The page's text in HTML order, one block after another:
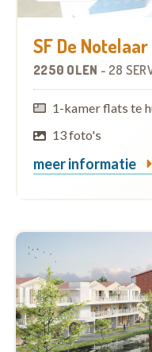
SF De Notelaar
2250 OLEN - 28
1-kamer flats te
13 foto's
meer informatie